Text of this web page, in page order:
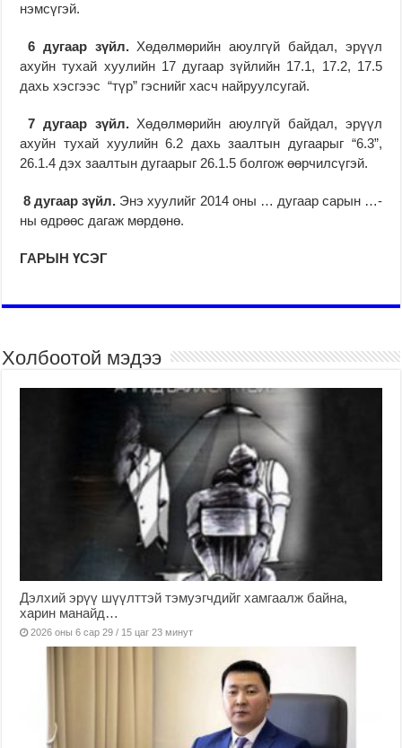
нэмсүгэй.
6 дугаар зүйл.Хөдөлмөрийн аюулгүй байдал, эрүүл
ахуйн тухай хуулийн 17 дугаар зүйлийн 17.1, 17.2, 17.5
дахь хэсгээс “түр” гэснийг хасч найруулсугай.
7 дугаар зүйл. Хөдөлмөрийн аюулгүй байдал, эрүүл
ахуйн тухай хуулийн 6.2 дахь заалтын дугаарыг “6.3”,
26.1.4 дэх заалтын дугаарыг 26.1.5 болгож өөрчилсүгэй.
8 дугаар зүйл. Энэ хуулийг 2014 оны … дугаар сарын …-
ны өдрөөс дагаж мөрдөнө.
ГАРЫН ҮСЭГ
Холбоотой мэдээ
Дэлхий эрүү шүүлттэй тэмуэгчдийг хамгаалж байна,
харин манайд…
2026 оны 6 сар 29 / 15 цаг 23 минут